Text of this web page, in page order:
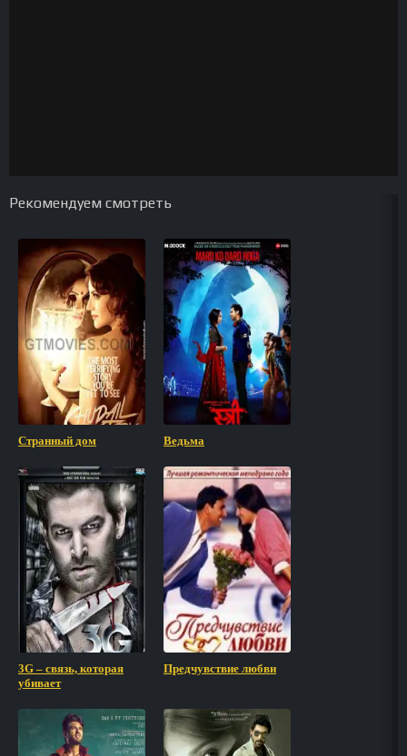
Рекомендуем смотреть
Странный дом Ведьма
3G – связь, которая
убивает
Предчувствие любви